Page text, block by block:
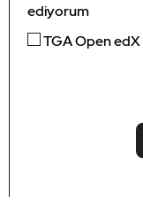
ediyorum
TGA Open edX